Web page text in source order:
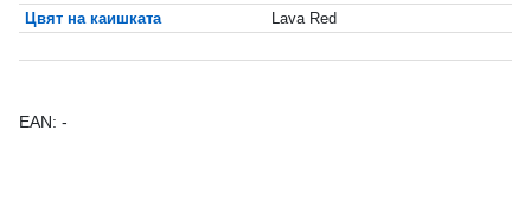
Цвят на каишката
Lava Red
EAN: -